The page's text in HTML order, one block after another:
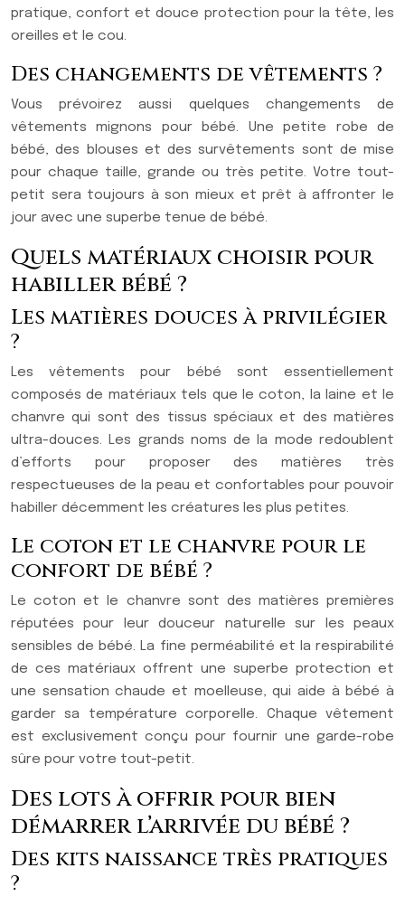
pratique, confort et douce protection pour la tête, les
oreilles et le cou.
Des changements de vêtements ?
Vous prévoirez aussi quelques changements de
vêtements mignons pour bébé. Une petite robe de
bébé, des blouses et des survêtements sont de mise
pour chaque taille, grande ou très petite. Votre tout-
petit sera toujours à son mieux et prêt à affronter le
jour avec une superbe tenue de bébé.
Quels matériaux choisir pour
habiller bébé ?
Les matières douces à privilégier
?
Les vêtements pour bébé sont essentiellement
composés de matériaux tels que le coton, la laine et le
chanvre qui sont des tissus spéciaux et des matières
ultra-douces. Les grands noms de la mode redoublent
d’efforts pour proposer des matières très
respectueuses de la peau et confortables pour pouvoir
habiller décemment les créatures les plus petites.
Le coton et le chanvre pour le
confort de bébé ?
Le coton et le chanvre sont des matières premières
réputées pour leur douceur naturelle sur les peaux
sensibles de bébé. La fine perméabilité et la respirabilité
de ces matériaux offrent une superbe protection et
une sensation chaude et moelleuse, qui aide à bébé à
garder sa température corporelle. Chaque vêtement
est exclusivement conçu pour fournir une garde-robe
sûre pour votre tout-petit.
Des lots à offrir pour bien
démarrer l’arrivée du bébé ?
Des kits naissance très pratiques
?